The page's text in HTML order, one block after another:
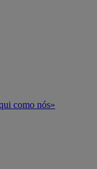
como nós»